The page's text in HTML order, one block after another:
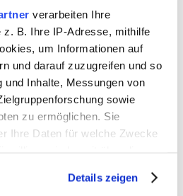
verarbeiten Ihre
z. B. Ihre IP-Adresse, mithilfe
um Informationen auf
und darauf zuzugreifen und so
und Inhalte, Messungen von
sowie
zu ermöglichen. Sie
Ihre Daten für welche Zwecke
widerrufen
Details zeigen
ÖPNV
wir Ihre Fragen.
4909-725
Mail schreiben